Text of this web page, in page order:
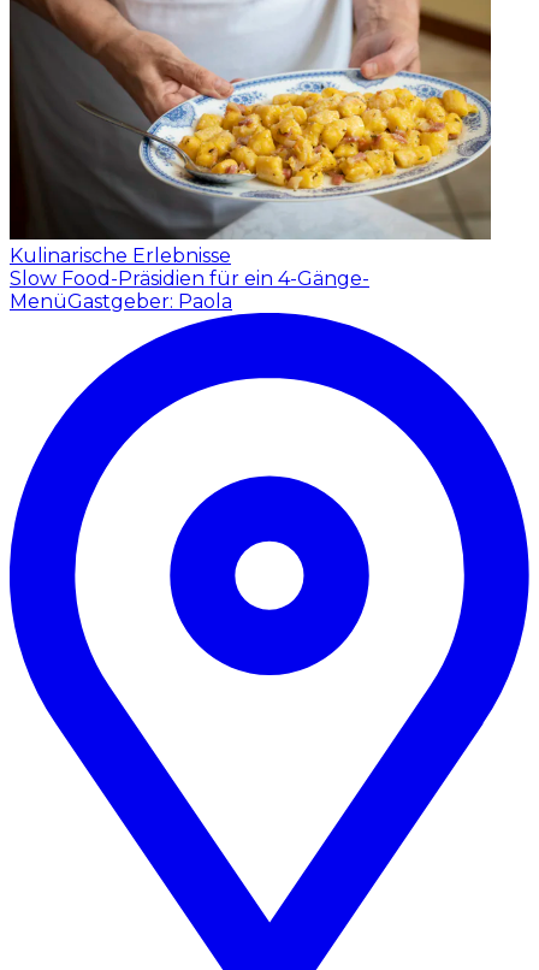
Kulinarische Erlebnisse
Slow Food-Präsidien für ein 4-Gänge-
MenüGastgeber: Paola